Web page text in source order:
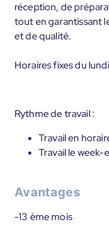
réception, de
tout en garantissant
et de qualité.
Horaires fixes du
Rythme de travail :
Travail en
Travail le week-
Avantages
-13 ème mois